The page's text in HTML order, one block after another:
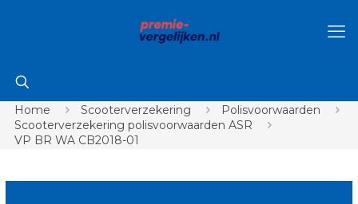
Home Scooterverzekering
Polisvoorwaarden
Scooterverzekering polisvoorwaarden ASR
VP BR WA CB2018-01